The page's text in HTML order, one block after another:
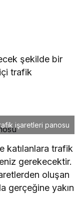
şekilde bir
trafik
işaretleri panosu
katılanlara trafik
gerekecektir.
oluşan
gerçeğine yakın